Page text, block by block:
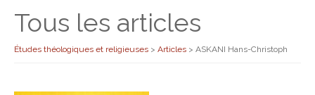
Tous les articles
Études théologiques et religieuses > Articles > ASKANI Hans-Christoph